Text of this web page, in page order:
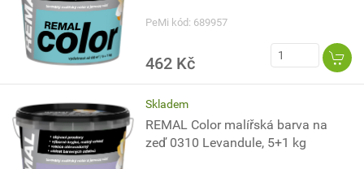
PeMi kód: 689957
462 Kč
Skladem
REMAL Color malířská barva na
zeď 0310 Levandule, 5+1 kg